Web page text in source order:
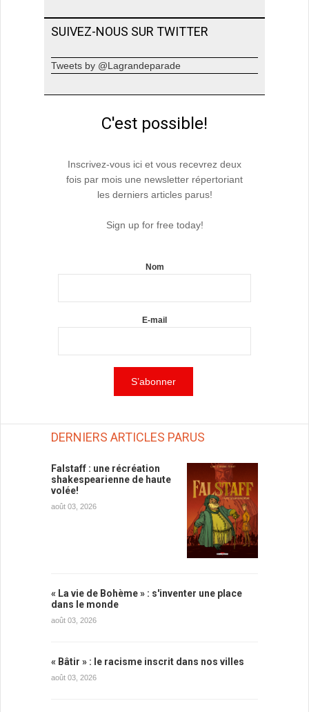
SUIVEZ-NOUS SUR TWITTER
Tweets by @Lagrandeparade
C'est possible!
Inscrivez-vous ici et vous recevrez deux
fois par mois une newsletter répertoriant
les derniers articles parus!
Sign up for free today!
Nom
E-mail
DERNIERS ARTICLES PARUS
Falstaff : une récréation
shakespearienne de haute
volée!
août 03, 2026
« La vie de Bohème » : s'inventer une place
dans le monde
août 03, 2026
« Bâtir » : le racisme inscrit dans nos villes
août 03, 2026